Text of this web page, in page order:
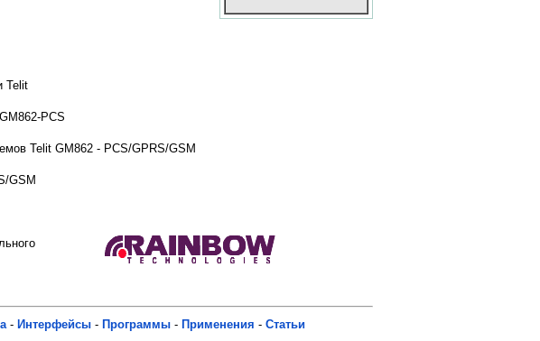
Telit
PCS
Telit GM862 - PCS/GPRS/GSM
GSM
- Интерфейсы - Программы - Применения - Статьи